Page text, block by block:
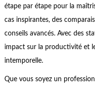
étape par étape pour la
cas inspirantes, des
conseils avancés. Avec des
impact sur la productivité et
intemporelle.
Que vous soyez un